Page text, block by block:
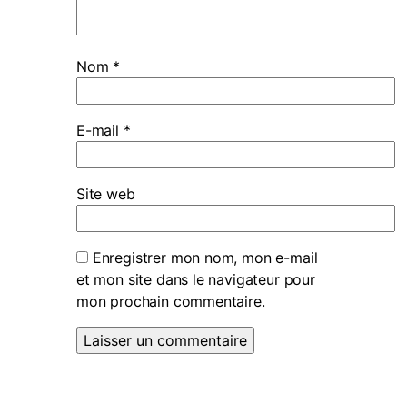
Nom *
E-mail *
Site web
Enregistrer mon nom, mon e-mail
et mon site dans le navigateur pour
mon prochain commentaire.